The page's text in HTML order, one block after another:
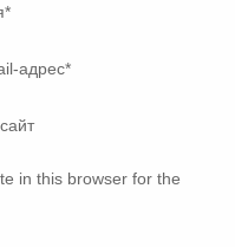
*
адрес*
in this browser for the